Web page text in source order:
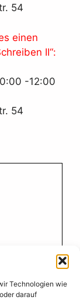
Technologien wie
darauf
54
einen
II“:
-12:00
54